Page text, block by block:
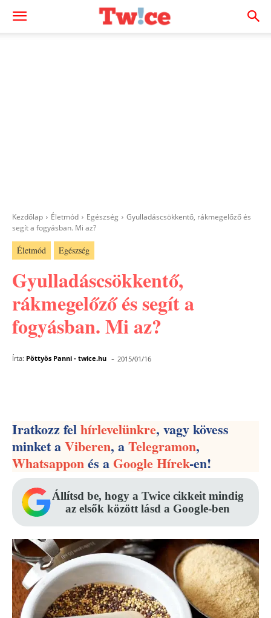
Kezdőlap Életmód Egészség
Gyulladáscsökkentő, rákmegelőző és
segít a fogyásban. Mi az?
Életmód Egészség
Gyulladáscsökkentő,
rákmegelőző és segít a
fogyásban. Mi az?
Írta: Pöttyös Panni - twice.hu - 2015/01/16
Iratkozz felhírlevelünkre, vagy kövess
minket aViberen, aTelegramon,
Whatsapponés aGoogle Hírek-en!
Állítsd be, hogy a Twice cikkeit mindig
az elsők között lásd a Google-ben